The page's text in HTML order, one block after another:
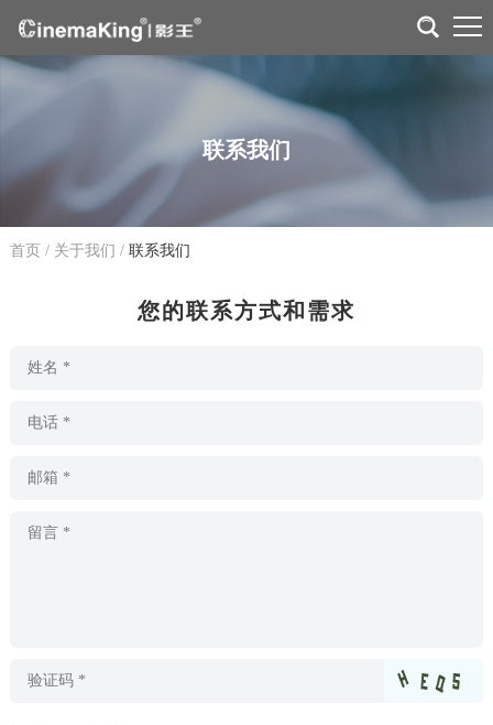
联系我们
首页 / 关于我们 / 联系我们
您的联系方式和需求